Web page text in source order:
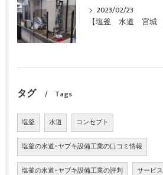
2023/02/23
タグ Tags
塩釜 水道 コンセプト
塩釜の水道･ヤブキ設備工業の口コミ情報
塩釜の水道･ヤブキ設備工業の評判 サービス